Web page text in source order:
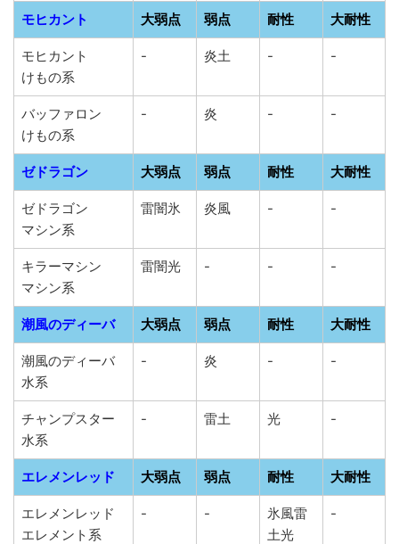
モヒカント 大弱点 弱点 耐性 大耐性
モヒカント
けもの系
- 炎土 - -
バッファロン
けもの系
- 炎 - -
ゼドラゴン 大弱点 弱点 耐性 大耐性
ゼドラゴン
マシン系
雷闇氷 炎風 - -
キラーマシン
マシン系
雷闇光 - - -
潮風のディーバ 大弱点 弱点 耐性 大耐性
潮風のディーバ
水系
- 炎 - -
チャンプスター
水系
- 雷土 光 -
エレメンレッド 大弱点 弱点 耐性 大耐性
エレメンレッド
エレメント系
- -
氷風雷
土光
-